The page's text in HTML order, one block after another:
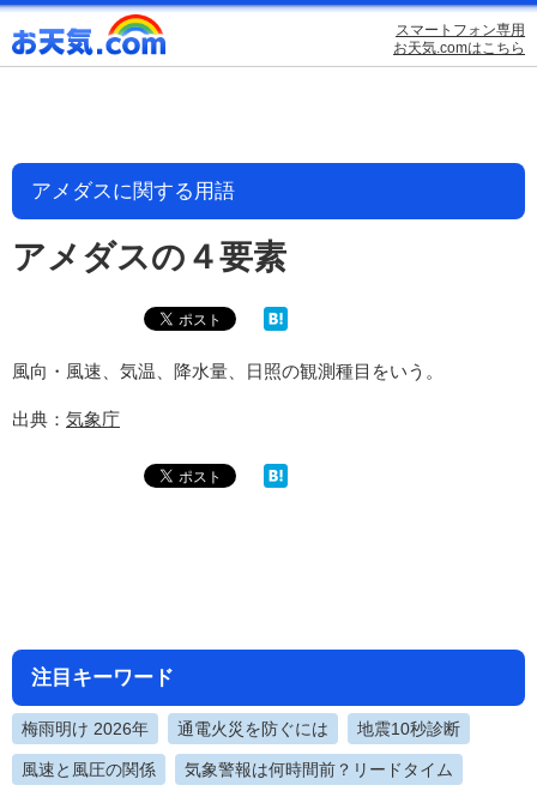
スマートフォン専用
お天気.comはこちら
アメダスに関する用語
アメダスの４要素
風向・風速、気温、降水量、日照の観測種目をいう。
出典： 気象庁
注目キーワード
梅雨明け 2026年 通電火災を防ぐには 地震10秒診断
風速と風圧の関係 気象警報は何時間前？リードタイム